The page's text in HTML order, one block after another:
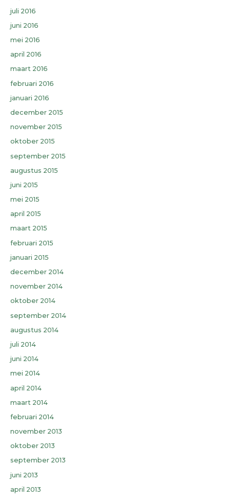
juli 2016
juni 2016
mei 2016
april 2016
maart 2016
februari 2016
januari 2016
december 2015
november 2015
oktober 2015
september 2015
augustus 2015
juni 2015
mei 2015
april 2015
maart 2015
februari 2015
januari 2015
december 2014
november 2014
oktober 2014
september 2014
augustus 2014
juli 2014
juni 2014
mei 2014
april 2014
maart 2014
februari 2014
november 2013
oktober 2013
september 2013
juni 2013
april 2013